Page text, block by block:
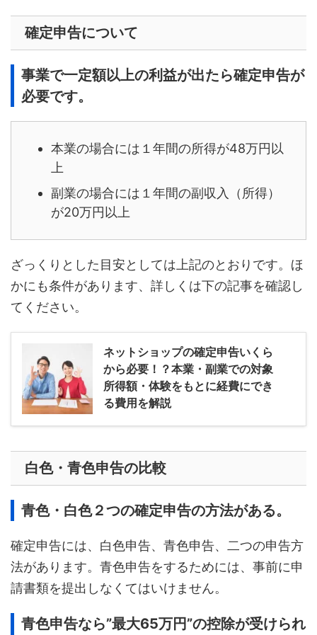
確定申告について
事業で一定額以上の利益が出たら確定申告が
必要です。
本業の場合には１年間の所得が48万円以
上
副業の場合には１年間の副収入（所得）
が20万円以上
ざっくりとした目安としては上記のとおりです。ほ
かにも条件があります、詳しくは下の記事を確認し
てください。
ネットショップの確定申告いくら
から必要！？本業・副業での対象
所得額・体験をもとに経費にでき
る費用を解説
白色・青色申告の比較
青色・白色２つの確定申告の方法がある。
確定申告には、白色申告、青色申告、二つの申告方
法があります。青色申告をするためには、事前に申
請書類を提出しなくてはいけません。
青色申告なら”最大65万円”の控除が受けられ